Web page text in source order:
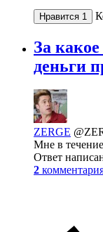
Нравится 1
За
деньги
ZERGE
Мне в
Ответ
2